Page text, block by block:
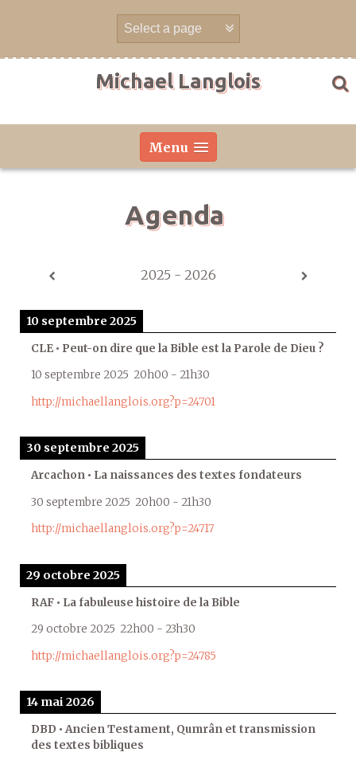
Michael Langlois
Menu
Agenda
2025 - 2026
10 septembre 2025
CLE • Peut-on dire que la Bible est la Parole de Dieu ?
10 septembre 2025 20h00 - 21h30
http://michaellanglois.org?p=24701
30 septembre 2025
Arcachon • La naissances des textes fondateurs
30 septembre 2025 20h00 - 21h30
http://michaellanglois.org?p=24717
29 octobre 2025
RAF • La fabuleuse histoire de la Bible
29 octobre 2025 22h00 - 23h30
http://michaellanglois.org?p=24785
14 mai 2026
DBD • Ancien Testament, Qumrân et transmission
des textes bibliques